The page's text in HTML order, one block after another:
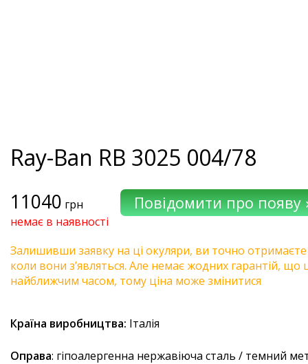
Ray-Ban RB 3025 004/78
11040 грн
немає в наявності
Залишивши заявку на ці окуляри, ви точно
коли вони з’являться. Але немає жодних гарантій, що
найближчим часом, тому ціна може змінитися
Країна виробництва: Італія
Оправа: гіпоалергенна нержавіюча сталь / темний